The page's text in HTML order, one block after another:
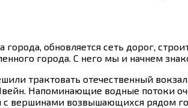
обновляется сеть дорог,
города. С него мы и начнем
трактовать отечественный
Напоминающие водные потоки
с вершинами возвышающихся рядом